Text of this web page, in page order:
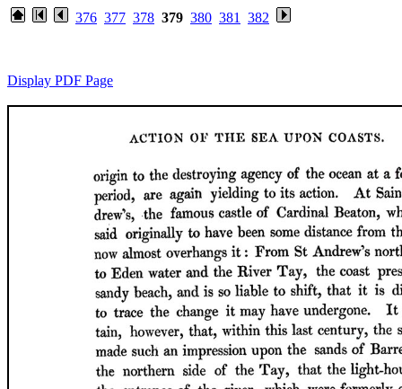
376 377 378 379 380 381 382
Display PDF Page